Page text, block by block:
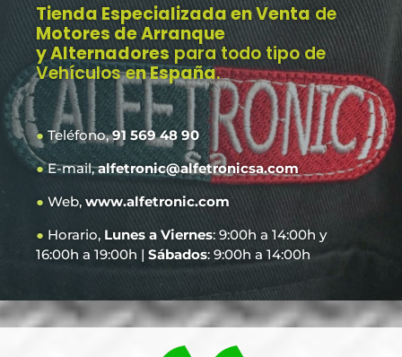
Tienda Especializada en Venta de
Motores de Arranque
y Alternadores para todo tipo de
Vehículos en España.
●Teléfono,91 569 48 90
●E-mail,alfetronic@alfetronicsa.com
● Web, www.alfetronic.com
● Horario, Lunes a Viernes: 9:00h a 14:00h y
16:00h a 19:00h | Sábados: 9:00h a 14:00h